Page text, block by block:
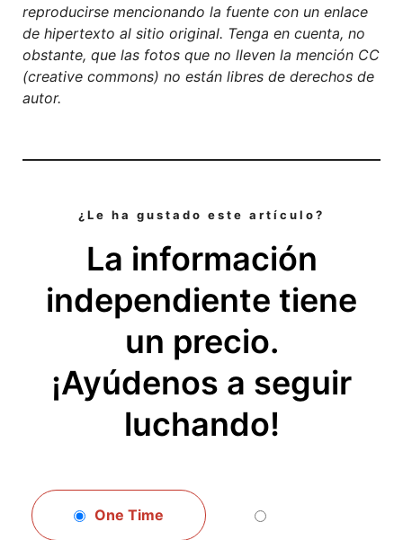
reproducirse mencionando la fuente con un enlace
de hipertexto al sitio original. Tenga en cuenta, no
obstante, que las fotos que no lleven la mención CC
(creative commons) no están libres de derechos de
autor.
¿Le ha gustado este artículo?
La información
independiente tiene
un precio.
¡Ayúdenos a seguir
luchando!
One Time